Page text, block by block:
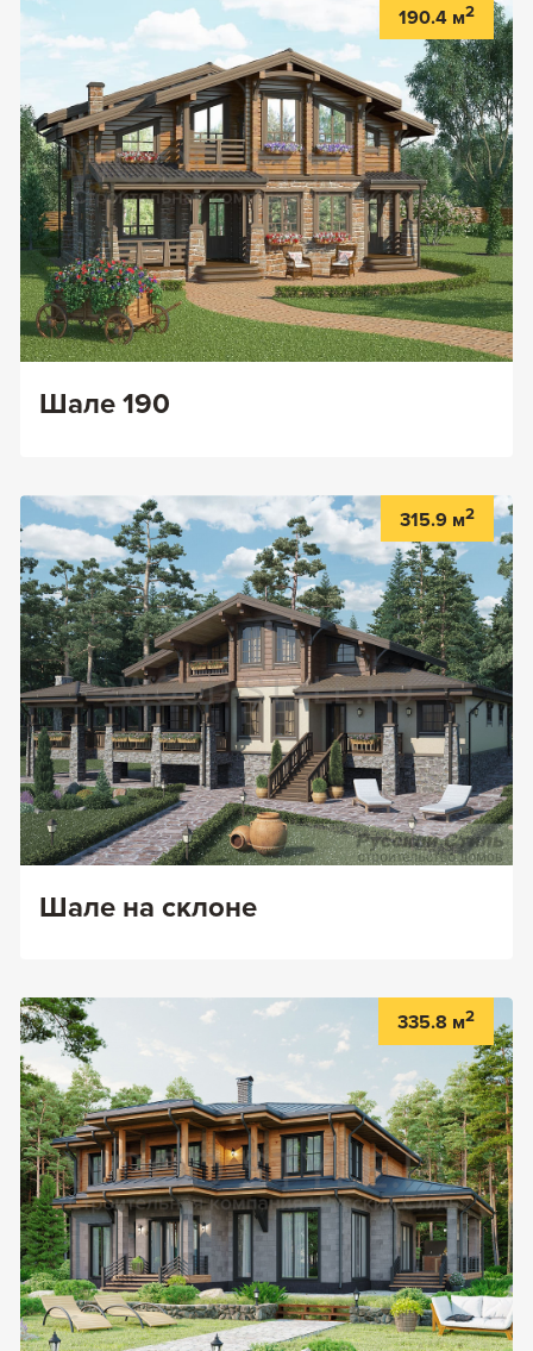
190.4 м2
Шале 190
315.9 м2
Шале на склоне
335.8 м2